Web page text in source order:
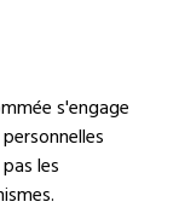
s'engage
les